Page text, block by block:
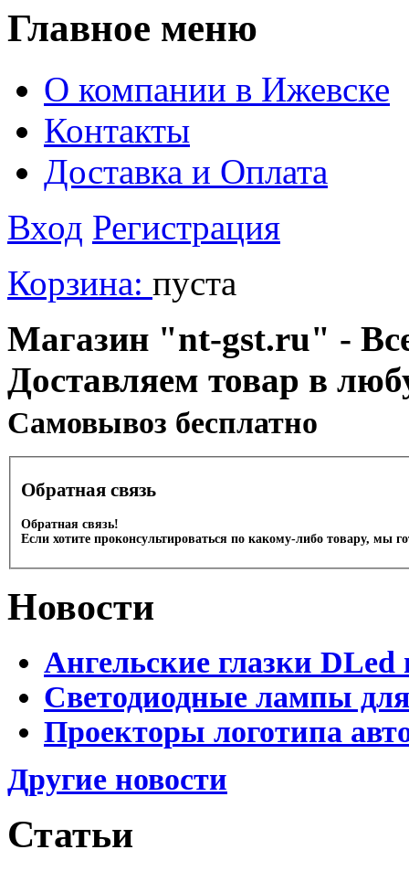
Главное меню
О компании в Ижевске
Контакты
Доставка и Оплата
Вход Регистрация
Корзина: пуста
Магазин "nt-gst.ru" -
Доставляем товар в
Cамовывоз бесплатно
Обратная связь
Обратная связь!
Если хотите проконсультироваться по какому-либо товару, мы
Новости
Ангельские глазки DLed
Светодиодные лампы
Проекторы логотипа
Другие новости
Статьи